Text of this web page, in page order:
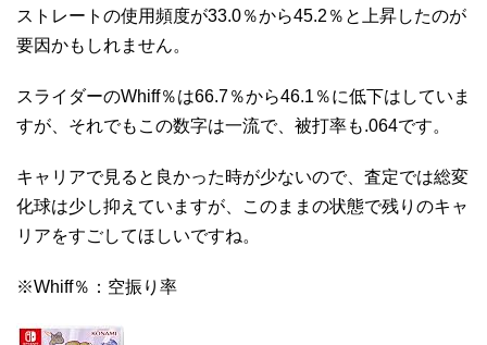
ストレートの使用頻度が33.0％から45.2％と上昇したのが
要因かもしれません。
スライダーのWhiff％は66.7％から46.1％に低下はしていま
すが、それでもこの数字は一流で、被打率も.064です。
キャリアで見ると良かった時が少ないので、査定では総変
化球は少し抑えていますが、このままの状態で残りのキャ
リアをすごしてほしいですね。
※Whiff％：空振り率